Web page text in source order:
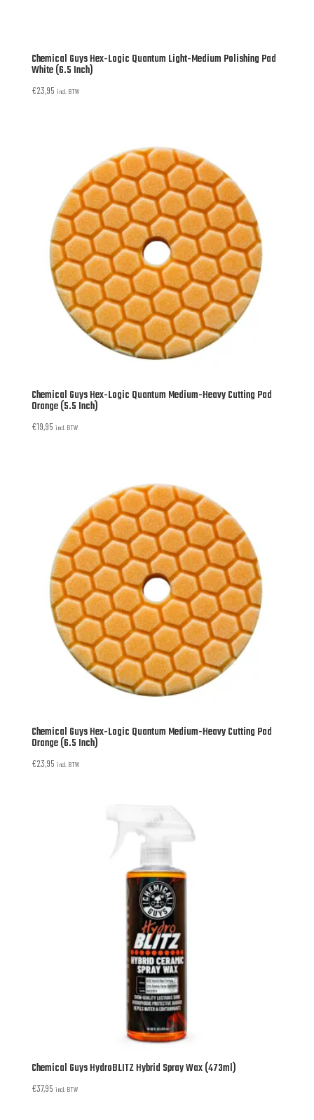
Chemical Guys Hex-Logic Quantum Light-Medium Polishing Pad
White (6.5 Inch)
€23,95 incl. BTW
Chemical Guys Hex-Logic Quantum Medium-Heavy Cutting Pad
Orange (5.5 Inch)
€19,95 incl. BTW
Chemical Guys Hex-Logic Quantum Medium-Heavy Cutting Pad
Orange (6.5 Inch)
€23,95 incl. BTW
Chemical Guys HydroBLITZ Hybrid Spray Wax (473ml)
€37,95 incl. BTW